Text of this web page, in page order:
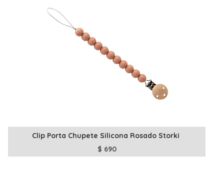
Clip Porta Chupete Silicona Rosado Storki
$ 690